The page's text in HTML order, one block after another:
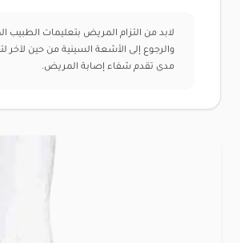
لابد من التزام المريض بتعليمات الطبيب
والرجوع إلى الأشعة السينية من حين لآخر
مدى تقدم شفاء إصابة المريض.